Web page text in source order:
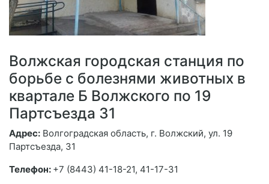
Волжская городская станция по
борьбе с болезнями животных в
квартале Б Волжского по 19
Партсъезда 31
Адрес: Волгоградская область, г. Волжский, ул. 19
Партсъезда, 31
Телефон: +7 (8443) 41-18-21, 41-17-31